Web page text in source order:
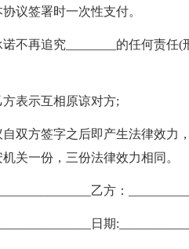
议签署时一次性支付。
诺不再追究________的任何责任
方表示互相原谅对方;
自双方签字之后即产生法律效力
关一份，三份法律效力相同。
乙方：
日期